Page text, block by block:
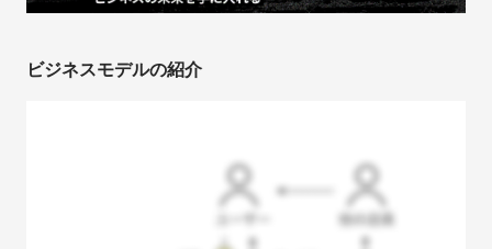
ビジネスモデルの紹介